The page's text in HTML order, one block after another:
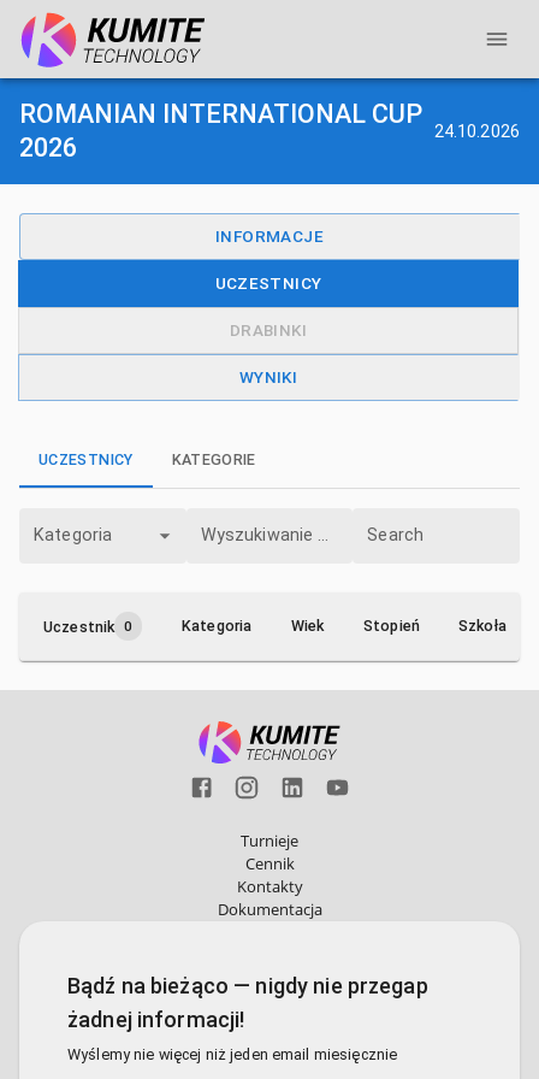
ROMANIAN INTERNATIONAL CUP
2026
24.10.2026
INFORMACJE
UCZESTNICY
DRABINKI
WYNIKI
UCZESTNICY KATEGORIE
Kategoria Wyszukiwanie Kategorii Search
Uczestnik 0 Kategoria Wiek Stopień Szkoła
Turnieje
Cennik
Kontakty
Dokumentacja
Bądź na bieżąco — nigdy nie przegap
żadnej informacji!
Wyślemy nie więcej niż jeden email miesięcznie